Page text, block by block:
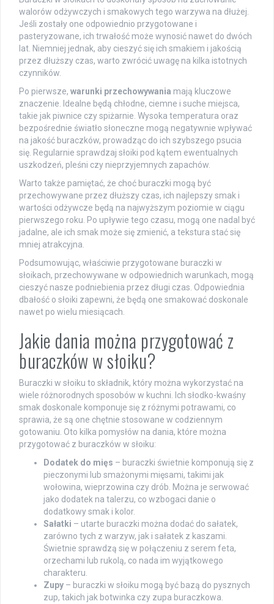
walorów odżywczych i smakowych tego warzywa na dłużej.
Jeśli zostały one odpowiednio przygotowane i
pasteryzowane, ich trwałość może wynosić nawet do dwóch
lat. Niemniej jednak, aby cieszyć się ich smakiem i jakością
przez dłuższy czas, warto zwrócić uwagę na kilka istotnych
czynników.
Po pierwsze, warunki przechowywania mają kluczowe
znaczenie. Idealne będą chłodne, ciemne i suche miejsca,
takie jak piwnice czy spiżarnie. Wysoka temperatura oraz
bezpośrednie światło słoneczne mogą negatywnie wpływać
na jakość buraczków, prowadząc do ich szybszego psucia
się. Regularnie sprawdzaj słoiki pod kątem ewentualnych
uszkodzeń, pleśni czy nieprzyjemnych zapachów.
Warto także pamiętać, że choć buraczki mogą być
przechowywane przez dłuższy czas, ich najlepszy smak i
wartości odżywcze będą na najwyższym poziomie w ciągu
pierwszego roku. Po upływie tego czasu, mogą one nadal być
jadalne, ale ich smak może się zmienić, a tekstura stać się
mniej atrakcyjna.
Podsumowując, właściwie przygotowane buraczki w
słoikach, przechowywane w odpowiednich warunkach, mogą
cieszyć nasze podniebienia przez długi czas. Odpowiednia
dbałość o słoiki zapewni, że będą one smakować doskonale
nawet po wielu miesiącach.
Jakie dania można przygotować z
buraczków w słoiku?
Buraczki w słoiku to składnik, który można wykorzystać na
wiele różnorodnych sposobów w kuchni. Ich słodko-kwaśny
smak doskonale komponuje się z różnymi potrawami, co
sprawia, że są one chętnie stosowane w codziennym
gotowaniu. Oto kilka pomysłów na dania, które można
przygotować z buraczków w słoiku:
Dodatek do mięs – buraczki świetnie komponują się z
pieczonymi lub smażonymi mięsami, takimi jak
wołowina, wieprzowina czy drób. Można je serwować
jako dodatek na talerzu, co wzbogaci danie o
dodatkowy smak i kolor.
Sałatki – utarte buraczki można dodać do sałatek,
zarówno tych z warzyw, jak i sałatek z kaszami.
Świetnie sprawdzą się w połączeniu z serem feta,
orzechami lub rukolą, co nada im wyjątkowego
charakteru.
Zupy – buraczki w słoiku mogą być bazą do pysznych
zup, takich jak botwinka czy zupa buraczkowa.